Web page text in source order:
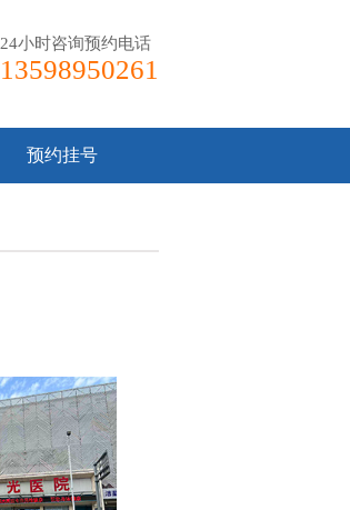
24小时咨询预约电话
13598950261
预约挂号